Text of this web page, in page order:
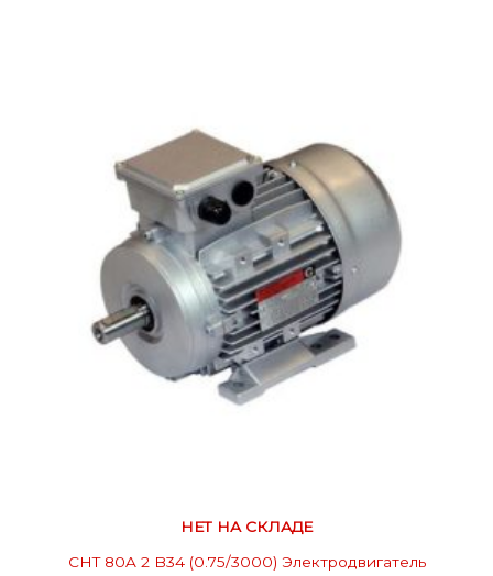
НЕТ НА СКЛАДЕ
CHT 80A 2 B34 (0.75/3000) Электродвигатель